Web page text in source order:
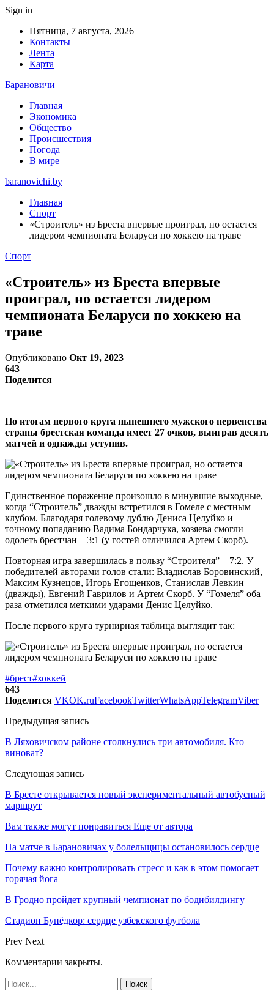
Sign in
Пятница, 7 августа, 2026
Контакты
Лента
Карта
Барановичи
Главная
Экономика
Общество
Происшествия
Погода
В мире
baranovichi.by
Главная
Спорт
«Строитель» из Бреста впервые проиграл, но остается
лидером чемпионата Беларуси по хоккею на траве
Спорт
«Строитель» из Бреста впервые
проиграл, но остается лидером
чемпионата Беларуси по хоккею на
траве
Опубликовано Окт 19, 2023
643
Поделится
По итогам первого круга нынешнего мужского первенства
страны брестская команда имеет 27 очков, выиграв десять
матчей и однажды уступив.
Единственное поражение произошло в минувшие выходные,
когда “Строитель” дважды встретился в Гомеле с местным
клубом. Благодаря голевому дублю Дениса Целуйко и
точному попаданию Вадима Бондарчука, хозяева смогли
одолеть брестчан – 3:1 (у гостей отличился Артем Скорб).
Повторная игра завершилась в пользу “Строителя” – 7:2. У
победителей авторами голов стали: Владислав Боровинский,
Максим Кузнецов, Игорь Егощенков, Станислав Левкин
(дважды), Евгений Гаврилов и Артем Скорб. У “Гомеля” оба
раза отметился меткими ударами Денис Целуйко.
После первого круга турнирная таблица выглядит так:
#брест#хоккей
643
Поделится VKOK.ruFacebookTwitterWhatsAppTelegramViber
Предыдущая запись
В Ляховичском районе столкнулись три автомобиля. Кто
виноват?
Следующая запись
В Бресте открывается новый экспериментальный автобусный
маршрут
Вам также могут понравиться Еще от автора
На матче в Барановичах у болельщицы остановилось сердце
Почему важно контролировать стресс и как в этом помогает
горячая йога
В Гродно пройдет крупный чемпионат по бодибилдингу
Стадион Бунёдкор: сердце узбекского футбола
Prev Next
Комментарии закрыты.